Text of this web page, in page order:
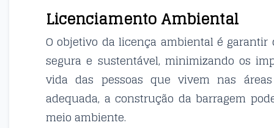
Licenciamento Ambiental
O objetivo da licença ambiental é
segura e sustentável, minimizando os
vida das pessoas que vivem nas
adequada, a construção da barragem
meio ambiente.